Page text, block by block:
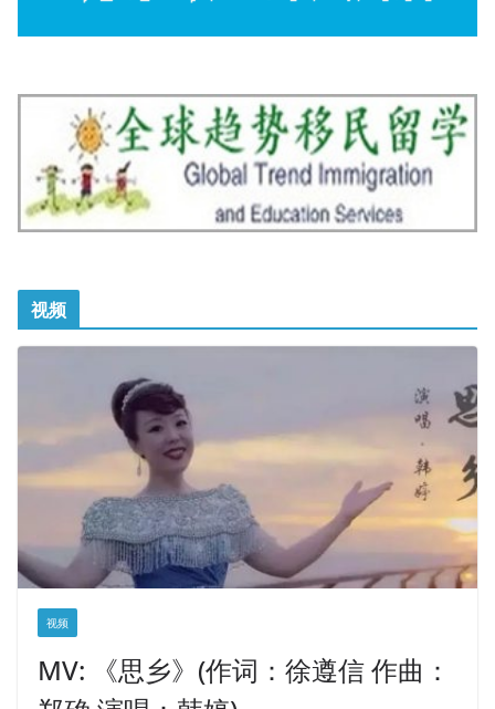
视频
视频
MV: 《思乡》(作词：徐遵信 作曲：